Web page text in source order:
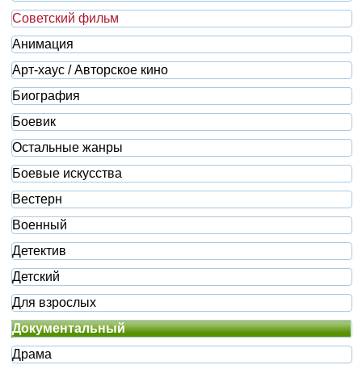
Советский фильм
Анимация
Арт-хаус / Авторское кино
Биография
Боевик
Остальные жанры
Боевые искусства
Вестерн
Военный
Детектив
Детский
Для взрослых
Документальный
Драма